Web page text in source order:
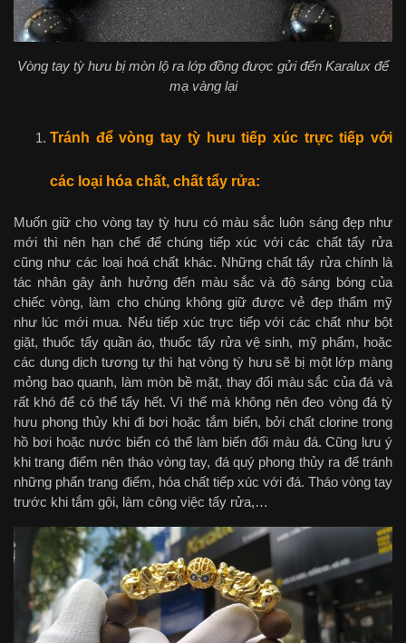
Vòng tay tỳ hưu bị mòn lộ ra lớp đồng được gửi đến Karalux để
mạ vàng lại
Tránh để vòng tay tỳ hưu tiếp xúc trực tiếp với
các loại hóa chất, chất tẩy rửa:
Muốn giữ cho vòng tay tỳ hưu có màu sắc luôn sáng đẹp như
mới thì nên hạn chế để chúng tiếp xúc với các chất tẩy rửa
cũng như các loại hoá chất khác. Những chất tẩy rửa chính là
tác nhân gây ảnh hưởng đến màu sắc và độ sáng bóng của
chiếc vòng, làm cho chúng không giữ được vẻ đẹp thẩm mỹ
như lúc mới mua. Nếu tiếp xúc trực tiếp với các chất như bột
giặt, thuốc tẩy quần áo, thuốc tẩy rửa vệ sinh, mỹ phẩm, hoặc
các dung dịch tương tự thì hạt vòng tỳ hưu sẽ bị một lớp màng
mỏng bao quanh, làm mòn bề mặt, thay đổi màu sắc của đá và
rất khó để có thể tẩy hết. Vì thế mà không nên đeo vòng đá tỳ
hưu phong thủy khi đi bơi hoặc tắm biển, bởi chất clorine trong
hồ bơi hoặc nước biển có thể làm biến đổi màu đá. Cũng lưu ý
khi trang điểm nên tháo vòng tay, đá quý phong thủy ra để tránh
những phấn trang điểm, hóa chất tiếp xúc với đá. Tháo vòng tay
trước khi tắm gội, làm công việc tẩy rửa,…